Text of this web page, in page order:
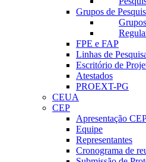
Grupos de
Grupos
FPE e FAP
Linhas de
Escritório de
Atestados
PROEXT-PG
CEUA
CEP
Apresentação
Equipe
Representantes
Cronograma de